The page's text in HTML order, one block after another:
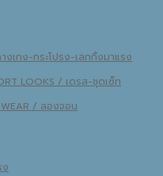
งเกง-กระโปรง-เลกกิ้ง
LOOKS / เดรส-ชุดเซ็ท
/ ลองจอน